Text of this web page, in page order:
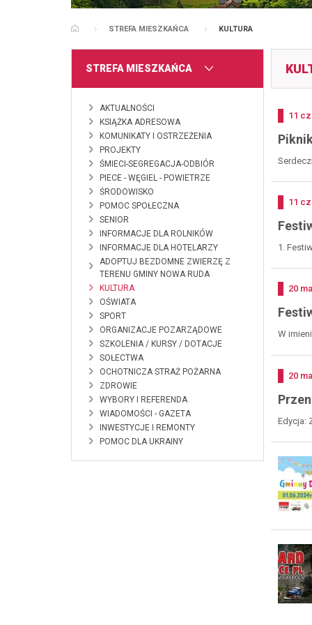
STRONA GŁÓWNA
STREFA MIESZKAŃCA KULTURA
MENU
STREFA MIESZKAŃCA
AKTUALNOŚCI
KSIĄŻKA ADRESOWA
KOMUNIKATY I OSTRZEŻENIA
PROJEKTY
ŚMIECI-SEGREGACJA-ODBIÓR
PIECE - WĘGIEL - POWIETRZE
ŚRODOWISKO
POMOC SPOŁECZNA
SENIOR
INFORMACJE DLA ROLNIKÓW
INFORMACJE DLA HOTELARZY
ADOPTUJ BEZDOMNE ZWIERZĘ Z
TERENU GMINY NOWA RUDA
KULTURA
OŚWIATA
SPORT
ORGANIZACJE POZARZĄDOWE
SZKOLENIA / KURSY / DOTACJE
SOŁECTWA
OCHOTNICZA STRAŻ POŻARNA
ZDROWIE
WYBORY I REFERENDA
WIADOMOŚCI - GAZETA
INWESTYCJE I REMONTY
POMOC DLA UKRAINY
11
11
1.
20
W
20
Edycja: